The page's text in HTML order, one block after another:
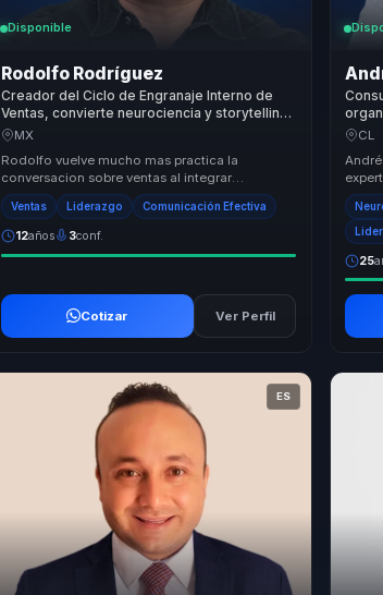
Disponible
Rodolfo Rodríguez
Creador del Ciclo de Engranaje Interno de
Ventas, convierte neurociencia y storytelling
en cierres y resultados para equipos de
MX
Rodolfo vuelve mucho mas practica la
conversacion sobre ventas al integrar
neurociencia, storytelling y criterio comercial
en herramienta...
Ventas Liderazgo Comunicación Efectiva
12años 3conf.
Cotizar Ver Perfil
CL
años
más
25
ES